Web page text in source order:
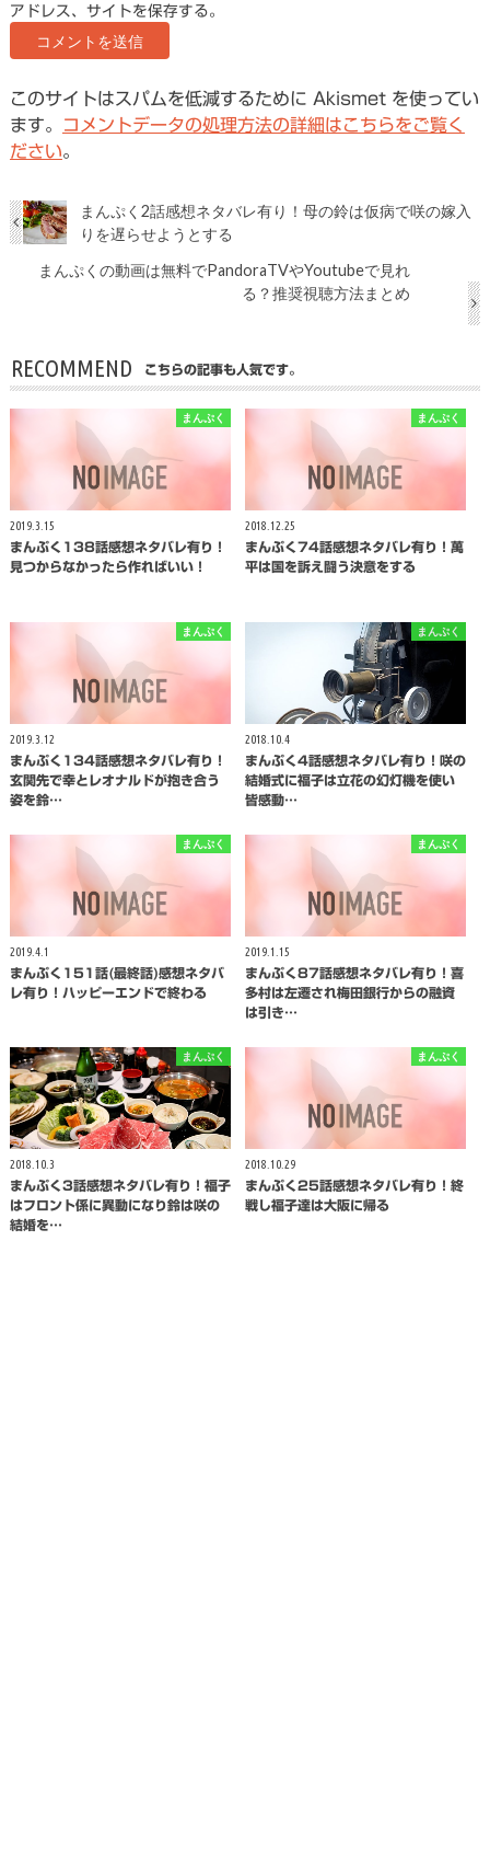
アドレス、サイトを保存する。
このサイトはスパムを低減するために Akismet を使ってい
ます。
コメントデータの処理方法の詳細はこちらをご覧く
ださい。
まんぷく2話感想ネタバレ有り！母の鈴は仮病で咲の嫁入
りを遅らせようとする
まんぷくの動画は無料でPandoraTVやYoutubeで見れ
る？推奨視聴方法まとめ
RECOMMEND こちらの記事も人気です。
まんぷく
2019.3.15
まんぷく138話感想ネタバレ有り！
見つからなかったら作ればいい！
まんぷく
2018.12.25
まんぷく74話感想ネタバレ有り！萬
平は国を訴え闘う決意をする
まんぷく
2019.3.12
まんぷく134話感想ネタバレ有り！
玄関先で幸とレオナルドが抱き合う
姿を鈴…
まんぷく
2018.10.4
まんぷく4話感想ネタバレ有り！咲の
結婚式に福子は立花の幻灯機を使い
皆感動…
まんぷく
2019.4.1
まんぷく151話(最終話)感想ネタバ
レ有り！ハッピーエンドで終わる
まんぷく
2019.1.15
まんぷく87話感想ネタバレ有り！喜
多村は左遷され梅田銀行からの融資
は引き…
まんぷく
2018.10.3
まんぷく3話感想ネタバレ有り！福子
はフロント係に異動になり鈴は咲の
結婚を…
まんぷく
2018.10.29
まんぷく25話感想ネタバレ有り！終
戦し福子達は大阪に帰る